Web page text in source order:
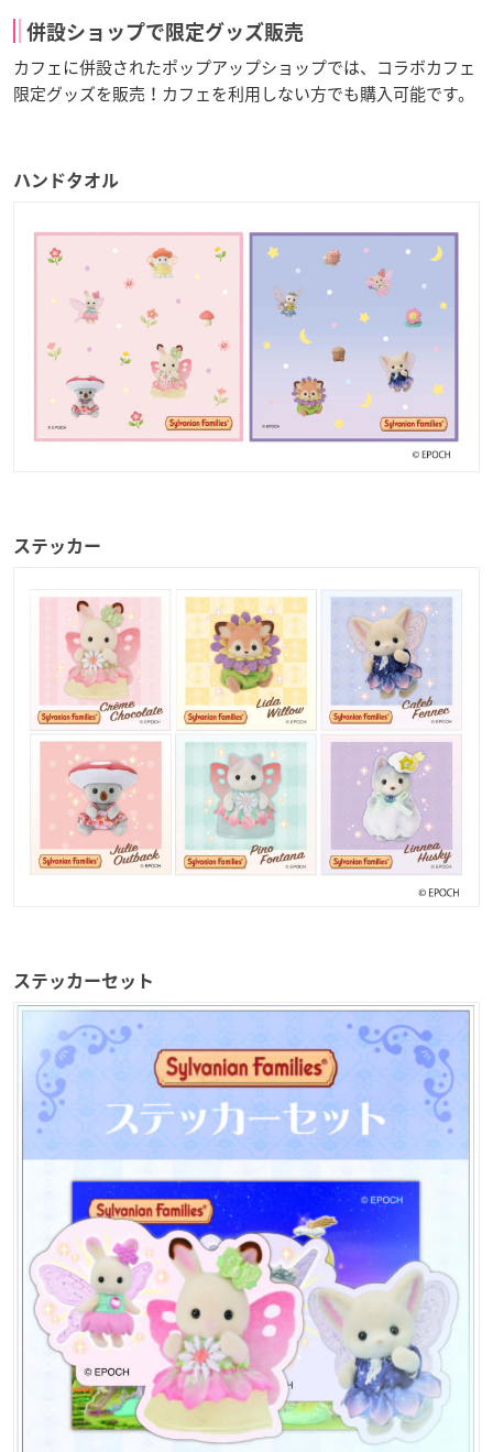
併設ショップで限定グッズ販売
カフェに併設されたポップアップショップでは、コラボカフェ
限定グッズを販売！カフェを利用しない方でも購入可能です。
ハンドタオル
ステッカー
ステッカーセット